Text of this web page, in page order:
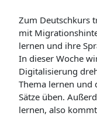
Zum Deutschkurs
mit
lernen und ihre
In dieser Woche
Digitalisierung
Thema lernen und
Sätze üben.
lernen, also